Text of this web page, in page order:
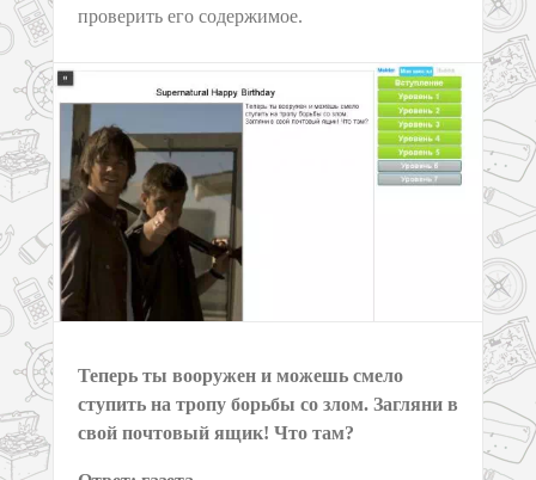
проверить его содержимое.
Теперь ты вооружен и можешь смело
ступить на тропу борьбы со злом. Загляни в
свой почтовый ящик! Что там?